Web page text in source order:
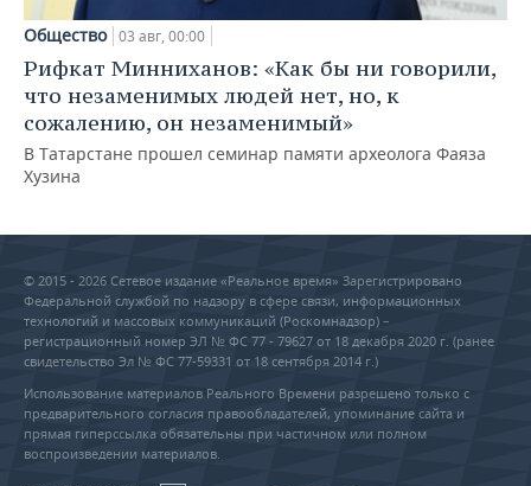
Общество 03 авг, 00:00
Рифкат Минниханов: «Как бы ни говорили,
что незаменимых людей нет, но, к
сожалению, он незаменимый»
В Татарстане прошел семинар памяти археолога Фаяза
Хузина
© 2015 - 2026 Сетевое издание «Реальное время» Зарегистрировано
Федеральной службой по надзору в сфере связи, информационных
технологий и массовых коммуникаций (Роскомнадзор) –
регистрационный номер ЭЛ № ФС 77 - 79627 от 18 декабря 2020 г. (ранее
свидетельство Эл № ФС 77-59331 от 18 сентября 2014 г.)
Использование материалов Реального Времени разрешено только с
предварительного согласия правообладателей, упоминание сайта и
прямая гиперссылка обязательны при частичном или полном
воспроизведении материалов.